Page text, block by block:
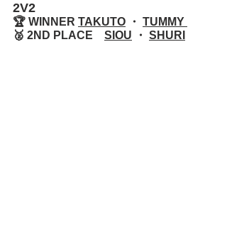
2V2
🏆 WINNER TAKUTO ・ TUMMY
🥈 2ND PLACE SIOU ・ SHURI